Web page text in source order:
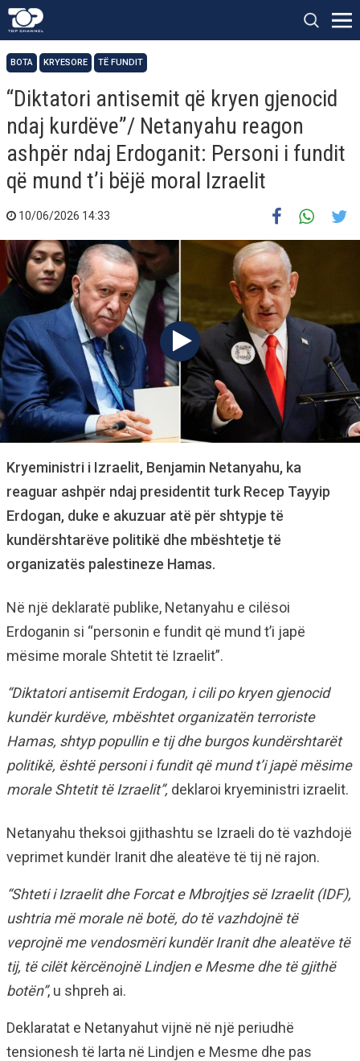
BOTA KRYESORE TË FUNDIT
“Diktatori antisemit që kryen gjenocid
ndaj kurdëve”/ Netanyahu reagon
ashpër ndaj Erdoganit: Personi i fundit
që mund t’i bëjë moral Izraelit
10/06/2026 14:33
Kryeministri i Izraelit, Benjamin Netanyahu, ka
reaguar ashpër ndaj presidentit turk Recep Tayyip
Erdogan, duke e akuzuar atë për shtypje të
kundërshtarëve politikë dhe mbështetje të
organizatës palestineze Hamas.
Në një deklaratë publike, Netanyahu e cilësoi
Erdoganin si “personin e fundit që mund t’i japë
mësime morale Shtetit të Izraelit”.
“Diktatori antisemit Erdogan, i cili po kryen gjenocid
kundër kurdëve, mbështet organizatën terroriste
Hamas, shtyp popullin e tij dhe burgos kundërshtarët
politikë, është personi i fundit që mund t’i japë mësime
morale Shtetit të Izraelit”, deklaroi kryeministri izraelit.
Netanyahu theksoi gjithashtu se Izraeli do të vazhdojë
veprimet kundër Iranit dhe aleatëve të tij në rajon.
“Shteti i Izraelit dhe Forcat e Mbrojtjes së Izraelit (IDF),
ushtria më morale në botë, do të vazhdojnë të
veprojnë me vendosmëri kundër Iranit dhe aleatëve të
tij, të cilët kërcënojnë Lindjen e Mesme dhe të gjithë
botën”, u shpreh ai.
Deklaratat e Netanyahut vijnë në një periudhë
tensionesh të larta në Lindjen e Mesme dhe pas